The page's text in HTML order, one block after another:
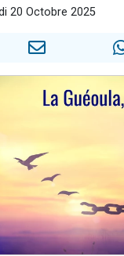
Eva vient de donner son
20 Octobre 2025